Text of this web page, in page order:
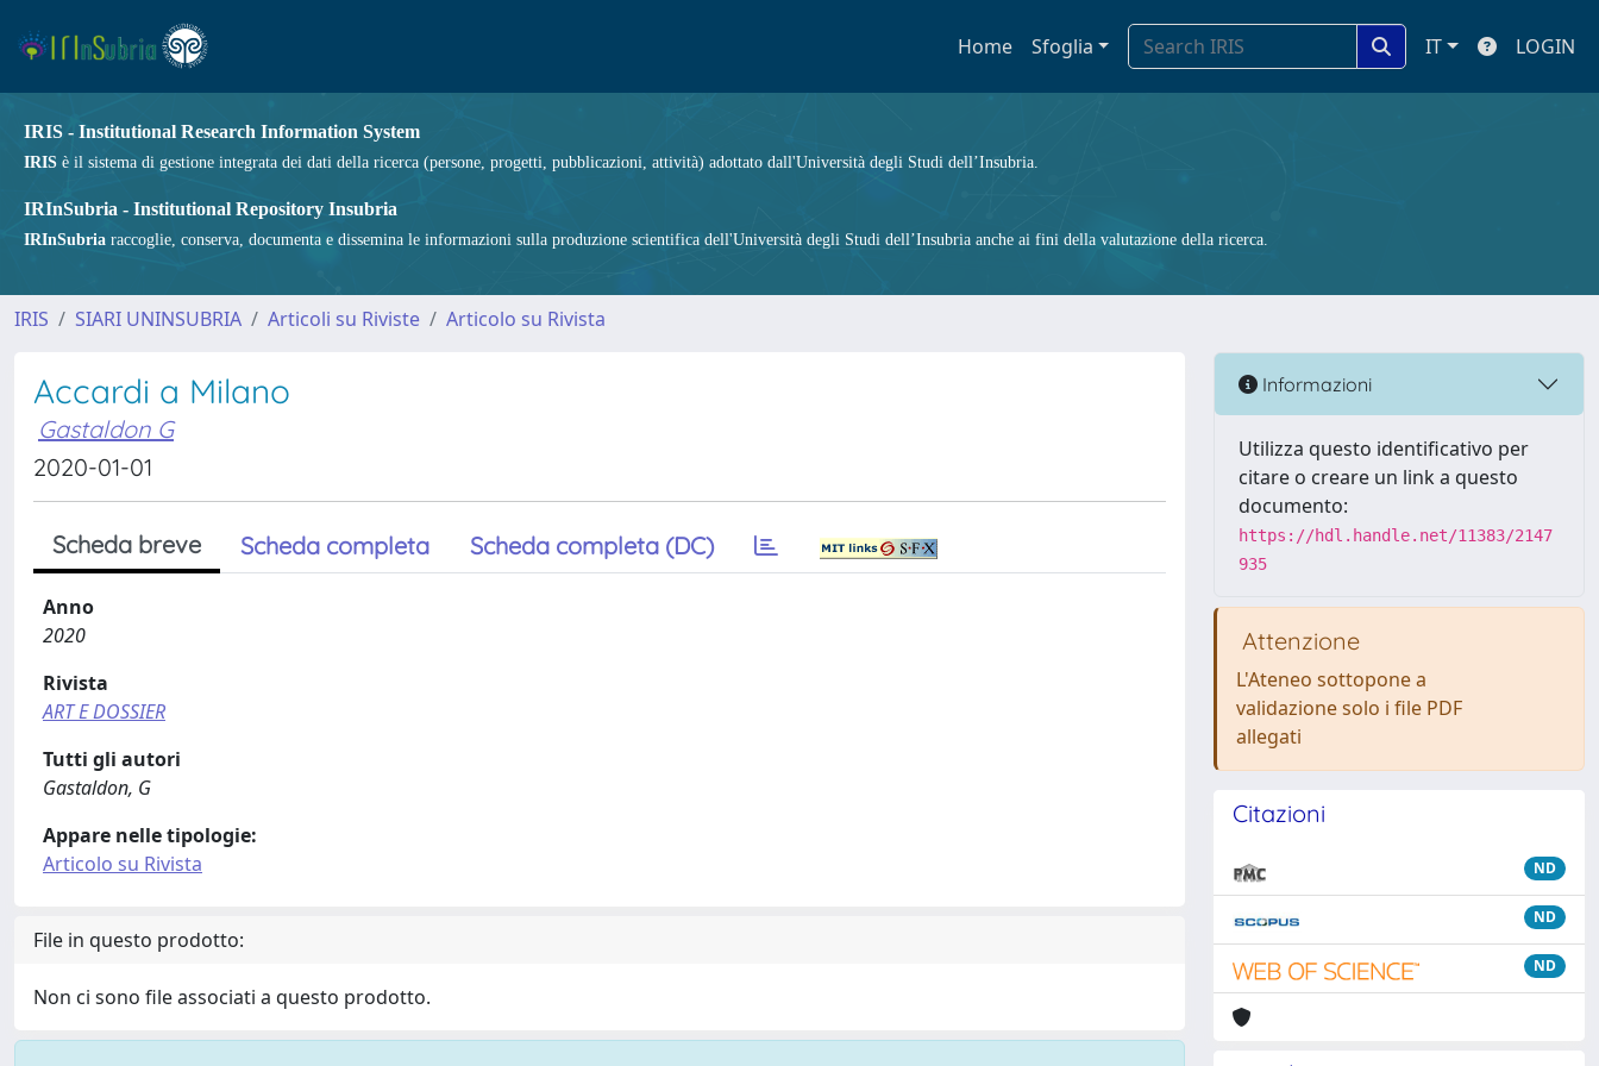
Home Sfoglia IT LOGIN
IRIS - Institutional Research Information System
IRIS è il sistema di gestione integrata dei dati della ricerca (persone, progetti, pubblicazioni, attività) adottato dall'Università degli Studi dell’Insubria.
IRInSubria - Institutional Repository Insubria
IRInSubria raccoglie, conserva, documenta e dissemina le informazioni sulla produzione scientifica dell'Università degli Studi dell’Insubria anche ai fini della valutazione della ricerca.
IRIS SIARI UNINSUBRIA Articoli su Riviste Articolo su Rivista
Accardi a Milano
Gastaldon G
2020-01-01
Scheda breve Scheda completa Scheda completa (DC)
Anno
2020
Rivista
ART E DOSSIER
Tutti gli autori
Gastaldon, G
Appare nelle tipologie:
Articolo su Rivista
File in questo prodotto:
Non ci sono file associati a questo prodotto.
Informazioni
Utilizza questo identificativo per
citare o creare un link a questo
documento:
https://hdl.handle.net/11383/2147
935
Attenzione
L'Ateneo sottopone a
validazione solo i file PDF
allegati
Citazioni
ND
ND
ND